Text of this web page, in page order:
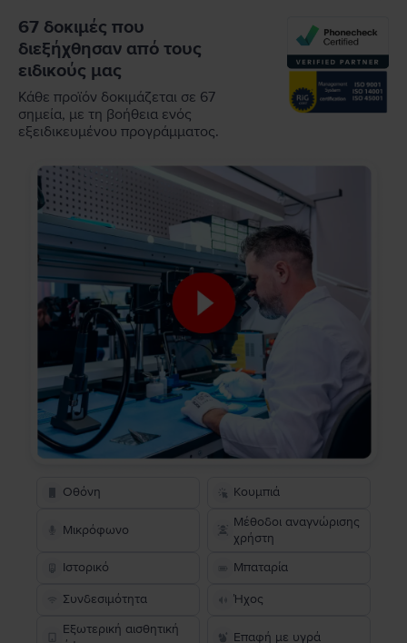
67 δοκιμές που
διεξήχθησαν από τους
ειδικούς μας
Κάθε προϊόν δοκιμάζεται σε 67
σημεία, με τη βοήθεια ενός
εξειδικευμένου προγράμματος.
Οθόνη Κουμπιά
Μικρόφωνο
Μέθοδοι αναγνώρισης
χρήστη
Ιστορικό
Μπαταρία
Συνδεσιμότητα
Ήχος
Εξωτερική αισθητική
Επαφή με υγρά